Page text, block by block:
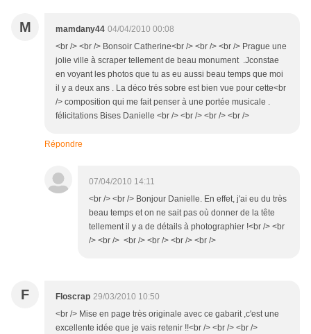
M mamdany44 04/04/2010 00:08
<br /> <br /> Bonsoir Catherine<br /> <br /> <br /> Prague une
jolie ville à scraper tellement de beau monument .Jconstae
en voyant les photos que tu as eu aussi beau temps que moi
il y a deux ans . La déco trés sobre est bien vue pour cette<br
/> composition qui me fait penser à une portée musicale .
félicitations Bises Danielle <br /> <br /> <br /> <br />
Répondre
07/04/2010 14:11
<br /> <br /> Bonjour Danielle. En effet, j'ai eu du très
beau temps et on ne sait pas où donner de la tête
tellement il y a de détails à photographier !<br /> <br
/> <br /> <br /> <br /> <br /> <br />
F Floscrap 29/03/2010 10:50
<br /> Mise en page très originale avec ce gabarit ,c'est une
excellente idée que je vais retenir !!<br /> <br /> <br />